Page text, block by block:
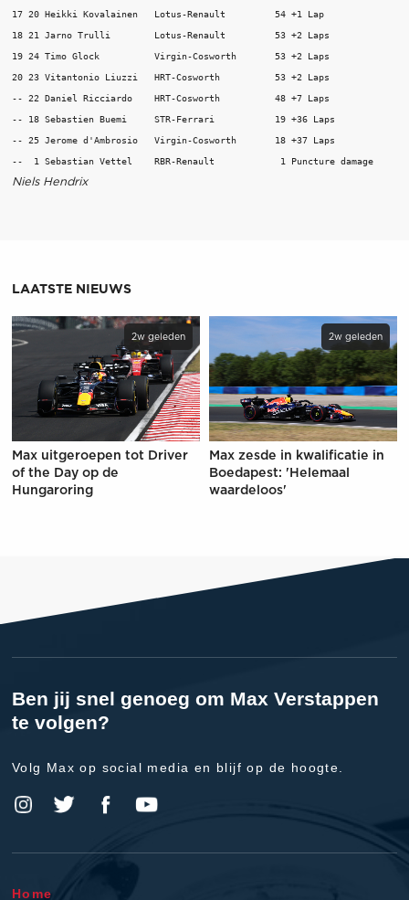
17 20 Heikki Kovalainen   Lotus-Renault         54 +1 Lap
18 21 Jarno Trulli        Lotus-Renault         53 +2 Laps
19 24 Timo Glock          Virgin-Cosworth       53 +2 Laps
20 23 Vitantonio Liuzzi   HRT-Cosworth          53 +2 Laps
-- 22 Daniel Ricciardo    HRT-Cosworth          48 +7 Laps
-- 18 Sebastien Buemi     STR-Ferrari           19 +36 Laps
-- 25 Jerome d'Ambrosio   Virgin-Cosworth       18 +37 Laps
--  1 Sebastian Vettel    RBR-Renault            1 Puncture damage
Niels Hendrix
LAATSTE NIEUWS
2w geleden
Max uitgeroepen tot Driver
of the Day op de
Hungaroring
2w geleden
Max zesde in kwalificatie in
Boedapest: 'Helemaal
waardeloos'
Ben jij snel genoeg om Max Verstappen
te volgen?
Volg Max op social media en blijf op de hoogte.
Home